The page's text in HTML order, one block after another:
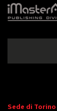
Sede di Torino